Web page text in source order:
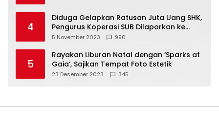
4
Diduga Gelapkan Ratusan Juta Uang SHK,
Pengurus Koperasi SUB Dilaporkan ke
Polisi
5 November 2023 990
5
Rayakan Liburan Natal dengan ‘Sparks at
Gaia’, Sajikan Tempat Foto Estetik
23 Desember 2023 345